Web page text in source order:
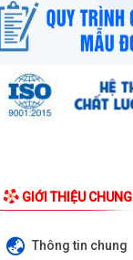
GIỚI THIỆU CHUNG
Thông tin chung